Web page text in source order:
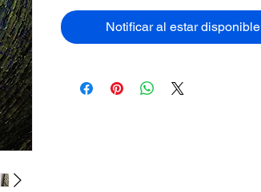
Notificar al estar disponible